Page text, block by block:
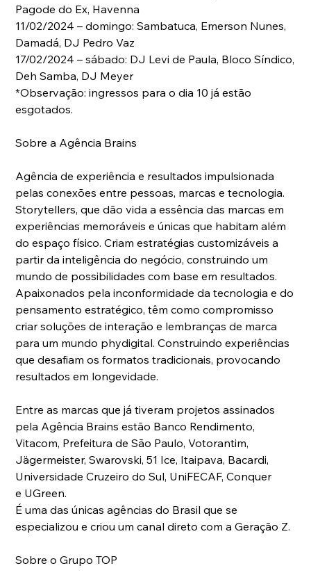
Pagode do Ex, Havenna
11/02/2024 – domingo: Sambatuca, Emerson Nunes,
Damadá, DJ Pedro Vaz
17/02/2024 – sábado: DJ Levi de Paula, Bloco Síndico,
Deh Samba, DJ Meyer
*Observação: ingressos para o dia 10 já estão
esgotados.
Sobre a Agência Brains
Agência de experiência e resultados impulsionada
pelas conexões entre pessoas, marcas e tecnologia.
Storytellers, que dão vida a essência das marcas em
experiências memoráveis e únicas que habitam além
do espaço físico. Criam estratégias customizáveis a
partir da inteligência do negócio, construindo um
mundo de possibilidades com base em resultados.
Apaixonados pela inconformidade da tecnologia e do
pensamento estratégico, têm como compromisso
criar soluções de interação e lembranças de marca
para um mundo phydigital. Construindo experiências
que desafiam os formatos tradicionais, provocando
resultados em longevidade.
Entre as marcas que já tiveram projetos assinados
pela Agência Brains estão Banco Rendimento,
Vitacom, Prefeitura de São Paulo, Votorantim,
Jägermeister, Swarovski, 51 Ice, Itaipava, Bacardi,
Universidade Cruzeiro do Sul, UniFECAF, Conquer
e UGreen.
É uma das únicas agências do Brasil que se
especializou e criou um canal direto com a Geração Z.
Sobre o Grupo TOP